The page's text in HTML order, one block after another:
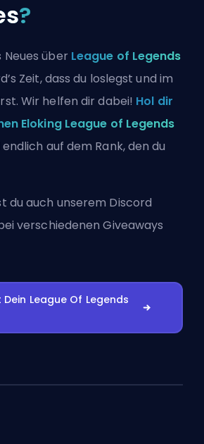
?
über League of Legends
Zeit, dass du loslegst und im
Wir helfen dir dabei! Hol dir
Eloking League of Legends
auf dem Rank, den du
du auch unserem Discord
verschiedenen Giveaways
Dein League Of Legends